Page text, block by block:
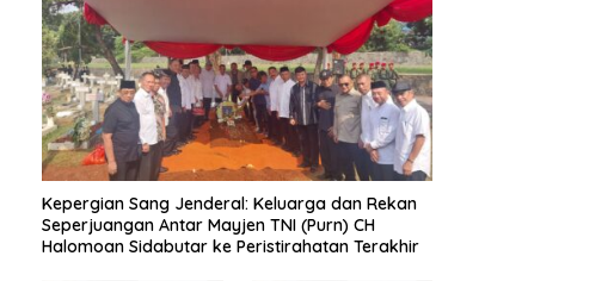
Kepergian Sang Jenderal: Keluarga dan Rekan
Seperjuangan Antar Mayjen TNI (Purn) CH
Halomoan Sidabutar ke Peristirahatan Terakhir